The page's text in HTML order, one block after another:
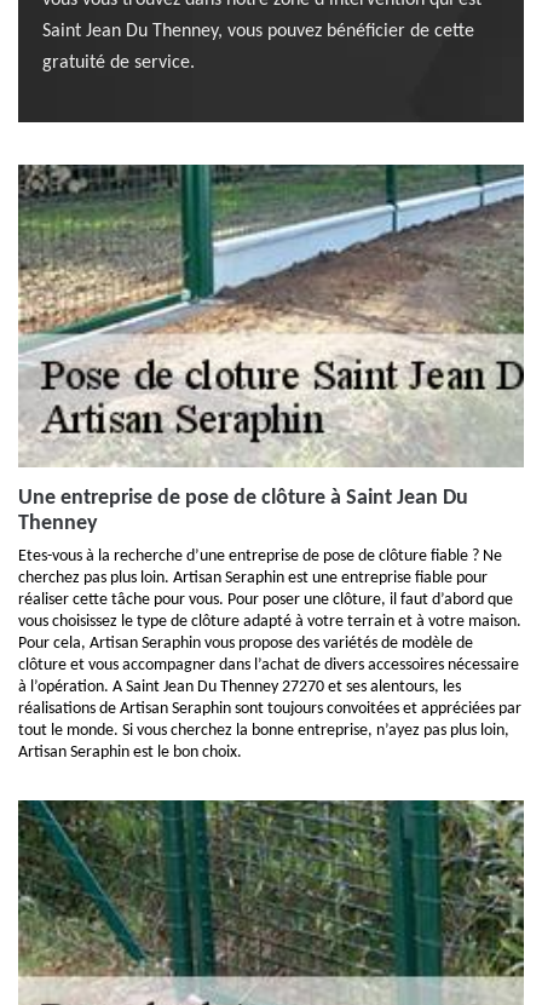
Saint Jean Du Thenney, vous pouvez bénéficier de cette
gratuité de service.
Une entreprise de pose de clôture à Saint Jean Du
Thenney
Etes-vous à la recherche d’une entreprise de pose de clôture fiable ? Ne
cherchez pas plus loin. Artisan Seraphin est une entreprise fiable pour
réaliser cette tâche pour vous. Pour poser une clôture, il faut d’abord que
vous choisissez le type de clôture adapté à votre terrain et à votre maison.
Pour cela, Artisan Seraphin vous propose des variétés de modèle de
clôture et vous accompagner dans l’achat de divers accessoires nécessaire
à l’opération. A Saint Jean Du Thenney 27270 et ses alentours, les
réalisations de Artisan Seraphin sont toujours convoitées et appréciées par
tout le monde. Si vous cherchez la bonne entreprise, n’ayez pas plus loin,
Artisan Seraphin est le bon choix.